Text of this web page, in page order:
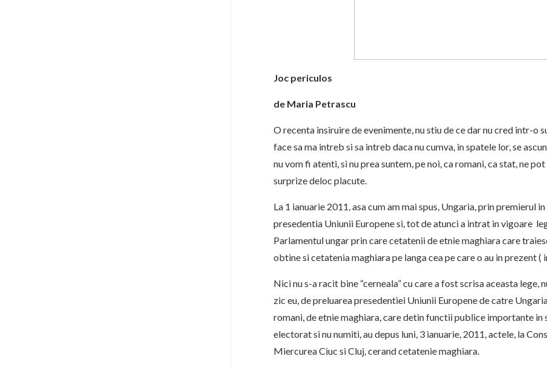
Joc periculos
de Maria Petrascu
O recenta insiruire de evenimente, nu stiu de ce dar nu cred intr-o
face sa ma intreb si sa intreb daca nu cumva, in spatele lor, se
nu vom fi atenti, si nu prea suntem, pe noi, ca romani, ca stat, ne
surprize deloc placute.
La 1 ianuarie 2011, asa cum am mai spus, Ungaria, prin premierul
presedentia Uniunii Europene si, tot de atunci a intrat in vigoare
Parlamentul ungar prin care cetatenii de etnie maghiara care
obtine si cetatenia maghiara pe langa cea pe care o au in prezent
Nici nu s-a racit bine “cerneala” cu care a fost scrisa aceasta
zic eu, de preluarea presedentiei Uniunii Europene de catre
romani, de etnie maghiara, care detin functii publice importante in
electorat si nu numiti, au depus luni, 3 ianuarie, 2011, actele, la
Miercurea Ciuc si Cluj, cerand cetatenie maghiara.